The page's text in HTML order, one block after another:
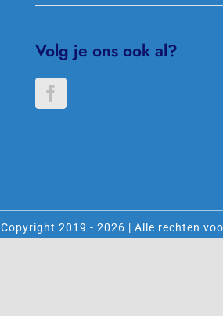
Volg je ons ook al?
Copyright 2019 - 2026 | Alle rechten